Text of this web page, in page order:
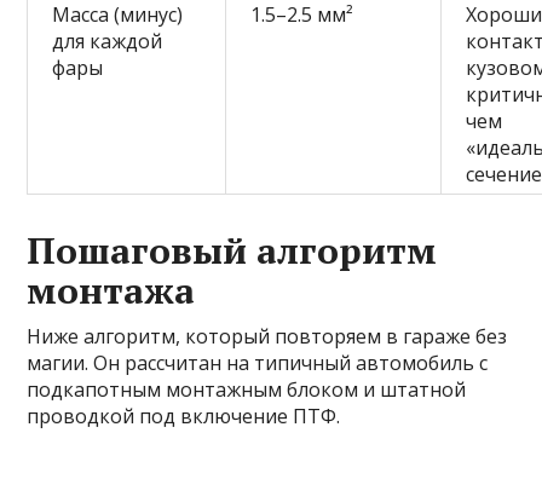
Масса (минус)
для каждой
фары
1.5–2.5 мм²
чем
сечение
Пошаговый алгоритм
монтажа
Ниже алгоритм, который повторяем в гараже без
магии. Он рассчитан на типичный автомобиль с
подкапотным монтажным блоком и штатной
проводкой под включение ПТФ.